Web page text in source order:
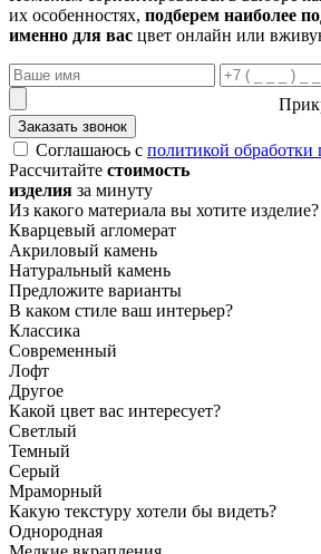
их особенностях, подберем наиболее
именно для вас цвет онлайн или
Заказать звонок
Соглашаюсь с политикой
Рассчитайте стоимость
изделия за минуту
Из какого материала вы хотите изделие?
Кварцевый агломерат
Акриловый камень
Натуральный камень
Предложите варианты
В каком стиле ваш интерьер?
Классика
Современный
Лофт
Другое
Какой цвет вас интересует?
Светлый
Темный
Серый
Мраморный
Какую текстуру хотели бы видеть?
Однородная